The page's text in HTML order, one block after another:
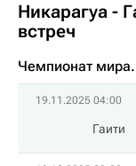
Никарагуа -
встреч
Чемпионат
19.11.2025 04:00
Гаити